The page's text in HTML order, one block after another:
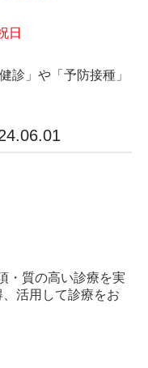
日
診」や「予防接種」
・質の高い診療を実
活用して診療をお